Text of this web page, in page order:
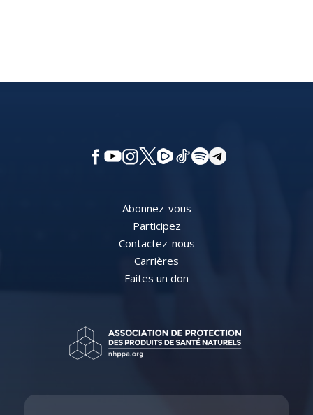
Abonnez-vous
Participez
Contactez-nous
Carrières
Faites un don